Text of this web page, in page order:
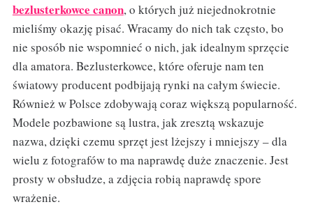
bezlusterkowce canon, o których już niejednokrotnie
mieliśmy okazję pisać. Wracamy do nich tak często, bo
nie sposób nie wspomnieć o nich, jak idealnym sprzęcie
dla amatora. Bezlusterkowce, które oferuje nam ten
światowy producent podbijają rynki na całym świecie.
Również w Polsce zdobywają coraz większą popularność.
Modele pozbawione są lustra, jak zresztą wskazuje
nazwa, dzięki czemu sprzęt jest lżejszy i mniejszy – dla
wielu z fotografów to ma naprawdę duże znaczenie. Jest
prosty w obsłudze, a zdjęcia robią naprawdę spore
wrażenie.